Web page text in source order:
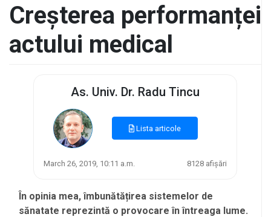
Creșterea performanței
actului medical
As. Univ. Dr. Radu Tincu
Lista articole
March 26, 2019, 10:11 a.m. 8128 afișări
În opinia mea, îmbunătățirea sistemelor de
sănatate reprezintă o provocare în întreaga lume.